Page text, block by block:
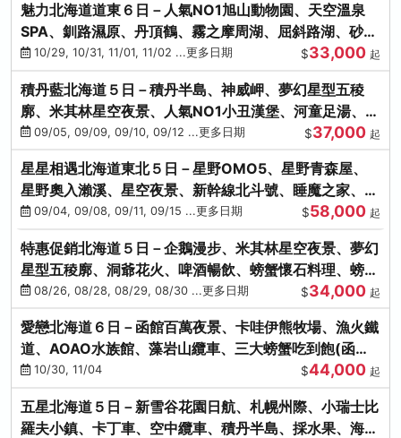
魅力北海道道東６日－人氣NO1旭山動物園、天空溫泉
SPA、釧路濕原、丹頂鶴、霧之摩周湖、屈斜路湖、砂湯
體驗10/29, 10/31, 11/01, 11/02 ...更多日期 $33,000 起
積丹藍北海道５日－積丹半島、神威岬、夢幻星型五稜
廓、米其林星空夜景、人氣NO1小丑漢堡、河童足湯、奇
幻燈遊步道、璀璨溪谷
09/05, 09/09, 09/10, 09/12 ...更多日期 $37,000 起
星星相遇北海道東北５日－星野OMO5、星野青森屋、
星野奧入瀨溪、星空夜景、新幹線北斗號、睡魔之家、十
和田湖(不進免稅店)
09/04, 09/08, 09/11, 09/15 ...更多日期 $58,000 起
特惠促銷北海道５日－企鵝漫步、米其林星空夜景、夢幻
星型五稜廓、洞爺花火、啤酒暢飲、螃蟹懷石料理、螃蟹
吃到飽
08/26, 08/28, 08/29, 08/30 ...更多日期 $34,000 起
愛戀北海道６日－函館百萬夜景、卡哇伊熊牧場、漁火鐵
道、AOAO水族館、藻岩山纜車、三大螃蟹吃到飽(函館/
千歲)
10/30, 11/04 $44,000 起
五星北海道５日－新雪谷花園日航、札幌州際、小瑞士比
羅夫小鎮、卡丁車、空中纜車、積丹半島、採水果、海鮮